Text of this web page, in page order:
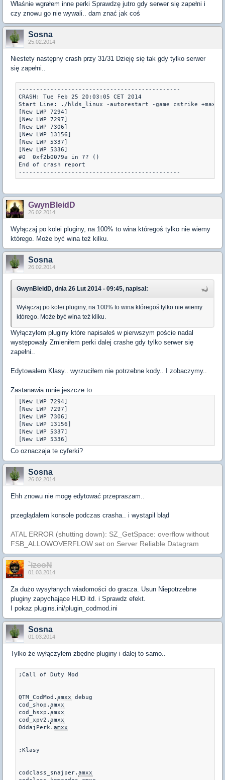
Właśnie wgrałem inne perki Sprawdzę jutro gdy serwer się zapełni i
czy znowu go nie wywali.. dam znać jak coś
Sosna
25.02.2014
Niestety następny crash przy 31/31 Dzieję się tak gdy tylko serwer
się zapełni..
----------------------------------------------
CRASH: Tue Feb 25 20:03:05 CET 2014
Start Line: ./hlds_linux -autorestart -game cstrike
[New LWP 7294]
[New LWP 7297]
[New LWP 7306]
[New LWP 13156]
[New LWP 5337]
[New LWP 5336]
#0  0xf2b0079a in ?? ()
End of crash report
----------------------------------------------
GwynBleidD
26.02.2014
Wyłączaj po kolei pluginy, na 100% to wina któregoś tylko nie wiemy
którego. Może być wina też kilku.
Sosna
26.02.2014
GwynBleidD, dnia 26 Lut 2014 - 09:45, napisał:
Wyłączaj po kolei pluginy, na 100% to wina któregoś tylko nie wiemy
którego. Może być wina też kilku.
Wyłączyłem pluginy które napisałeś w pierwszym poście nadal
występowały Zmieniłem perki dalej crashe gdy tylko serwer się
zapełni..
Edytowałem Klasy.. wyrzuciłem nie potrzebne kody.. I zobaczymy..
Zastanawia mnie jeszcze to
[New LWP 7294]
[New LWP 7297]
[New LWP 7306]
[New LWP 13156]
[New LWP 5337]
[New LWP 5336]
Co oznaczaja te cyferki?
Sosna
26.02.2014
Ehh znowu nie mogę edytować przepraszam..
przeglądałem konsole podczas crasha.. i wystąpił błąd
ATAL ERROR (shutting down): SZ_GetSpace: overflow without
FSB_ALLOWOVERFLOW set on Server Reliable Datagram
`izcoN
01.03.2014
Za dużo wysyłanych wiadomości do gracza. Usun Niepotrzebne
pluginy zapychające HUD itd. i Sprawdz efekt.
I pokaz plugins.ini/plugin_codmod.ini
Sosna
01.03.2014
Tylko że wyłączyłem zbędne pluginy i dalej to samo..
;Call of Duty Mod
QTM_CodMod. amxx debug
cod_shop. amxx
cod_hsxp. amxx
cod_xpv2. amxx
OddajPerk. amxx
;Klasy
codclass_snajper. amxx